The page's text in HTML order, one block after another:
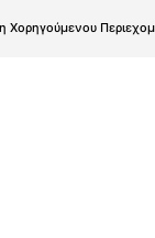
Χορηγούμενου